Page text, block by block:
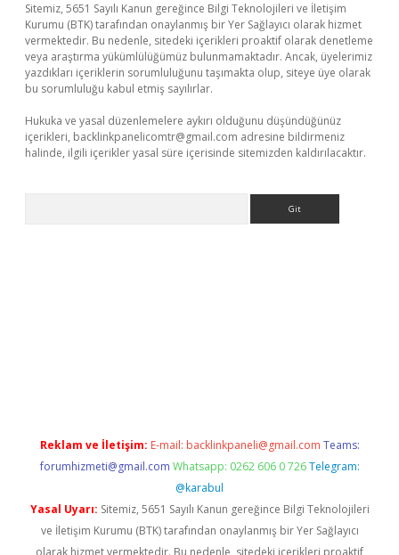
Sitemiz, 5651 Sayılı Kanun gereğince Bilgi Teknolojileri ve İletişim
Kurumu (BTK) tarafından onaylanmış bir Yer Sağlayıcı olarak hizmet
vermektedir. Bu nedenle, sitedeki içerikleri proaktif olarak denetleme
veya araştırma yükümlülüğümüz bulunmamaktadır. Ancak, üyelerimiz
yazdıkları içeriklerin sorumluluğunu taşımakta olup, siteye üye olarak
bu sorumluluğu kabul etmiş sayılırlar.
Hukuka ve yasal düzenlemelere aykırı olduğunu düşündüğünüz
içerikleri, backlinkpanelicomtr@gmail.com adresine bildirmeniz
halinde, ilgili içerikler yasal süre içerisinde sitemizden kaldırılacaktır.
Reklam ve İletişim: E-mail: backlinkpaneli@gmail.com Teams:
forumhizmeti@gmail.com Whatsapp: 0262 606 0 726 Telegram:
@karabul
Yasal Uyarı: Sitemiz, 5651 Sayılı Kanun gereğince Bilgi Teknolojileri
ve İletişim Kurumu (BTK) tarafından onaylanmış bir Yer Sağlayıcı
olarak hizmet vermektedir. Bu nedenle, sitedeki içerikleri proaktif